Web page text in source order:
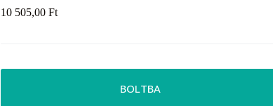
10 505,00Ft
BOLTBA